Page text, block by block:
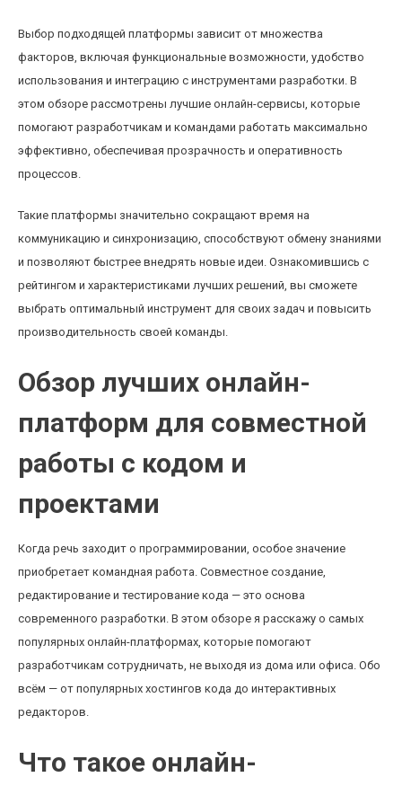
Выбор подходящей платформы зависит от множества
факторов, включая функциональные возможности, удобство
использования и интеграцию с инструментами разработки. В
этом обзоре рассмотрены лучшие онлайн-сервисы, которые
помогают разработчикам и командами работать максимально
эффективно, обеспечивая прозрачность и оперативность
процессов.
Такие платформы значительно сокращают время на
коммуникацию и синхронизацию, способствуют обмену знаниями
и позволяют быстрее внедрять новые идеи. Ознакомившись с
рейтингом и характеристиками лучших решений, вы сможете
выбрать оптимальный инструмент для своих задач и повысить
производительность своей команды.
Обзор лучших онлайн-
платформ для совместной
работы с кодом и
проектами
Когда речь заходит о программировании, особое значение
приобретает командная работа. Совместное создание,
редактирование и тестирование кода — это основа
современного разработки. В этом обзоре я расскажу о самых
популярных онлайн-платформах, которые помогают
разработчикам сотрудничать, не выходя из дома или офиса. Обо
всём — от популярных хостингов кода до интерактивных
редакторов.
Что такое онлайн-